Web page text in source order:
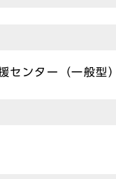
センター（一般型）